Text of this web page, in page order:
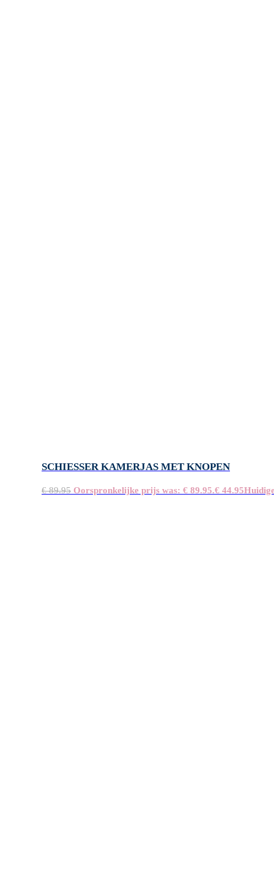
SCHIESSER KAMERJAS MET KNOPEN
€89.95 Oorspronkelijke prijs was: € 89.95.€ 44.95